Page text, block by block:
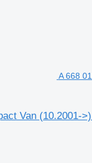
A 668
Van (10.2001-